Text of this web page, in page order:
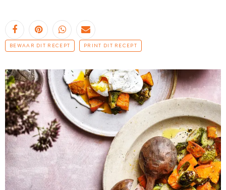
BEWAAR DIT RECEPT PRINT DIT RECEPT